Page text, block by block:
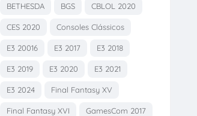
BETHESDA BGS CBLOL 2020
CES 2020 Consoles Clássicos
E3 20016 E3 2017 E3 2018
E3 2019 E3 2020 E3 2021
E3 2024 Final Fantasy XV
Final Fantasy XVI GamesCom 2017